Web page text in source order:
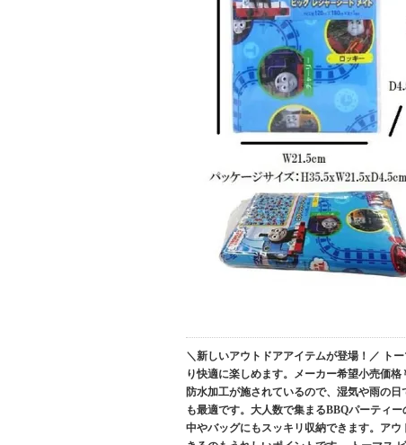
＼新しいアウトドアアイテムが登場！／ ト
り快適に楽しめます。メーカー希望小売価
防水加工が施されているので、湿気や雨の
も最適です。大人数で集まるBBQパーティ
中やバッグにもスッキリ収納できます。ア